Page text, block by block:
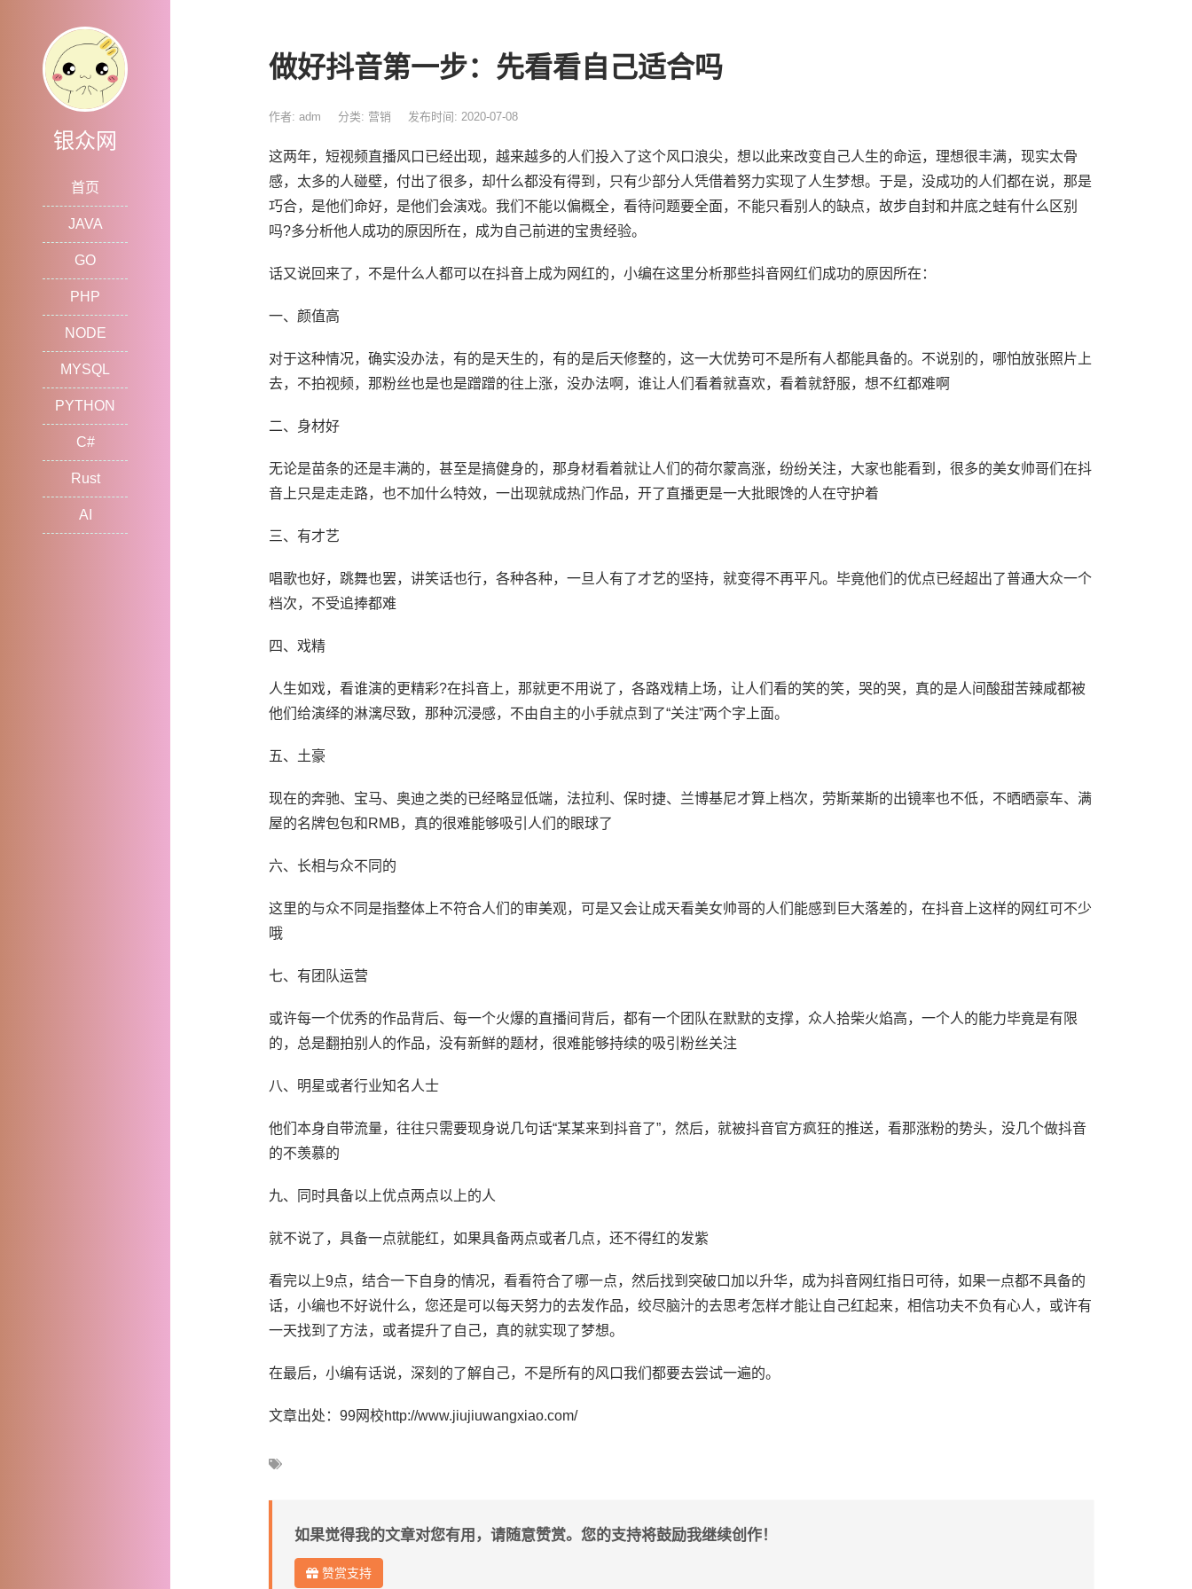
银众网
首页
JAVA
GO
PHP
NODE
MYSQL
PYTHON
C#
Rust
AI
做好抖音第一步：先看看自己适合吗
作者: adm 分类: 营销 发布时间: 2020-07-08
这两年，短视频直播风口已经出现，越来越多的人们投入了这个风口浪尖，想以此来改变自己人生的命运，理想很丰满，现实太骨
感，太多的人碰壁，付出了很多，却什么都没有得到，只有少部分人凭借着努力实现了人生梦想。于是，没成功的人们都在说，那是
巧合，是他们命好，是他们会演戏。我们不能以偏概全，看待问题要全面，不能只看别人的缺点，故步自封和井底之蛙有什么区别
吗?多分析他人成功的原因所在，成为自己前进的宝贵经验。
话又说回来了，不是什么人都可以在抖音上成为网红的，小编在这里分析那些抖音网红们成功的原因所在：
一、颜值高
对于这种情况，确实没办法，有的是天生的，有的是后天修整的，这一大优势可不是所有人都能具备的。不说别的，哪怕放张照片上
去，不拍视频，那粉丝也是也是蹭蹭的往上涨，没办法啊，谁让人们看着就喜欢，看着就舒服，想不红都难啊
二、身材好
无论是苗条的还是丰满的，甚至是搞健身的，那身材看着就让人们的荷尔蒙高涨，纷纷关注，大家也能看到，很多的美女帅哥们在抖
音上只是走走路，也不加什么特效，一出现就成热门作品，开了直播更是一大批眼馋的人在守护着
三、有才艺
唱歌也好，跳舞也罢，讲笑话也行，各种各种，一旦人有了才艺的坚持，就变得不再平凡。毕竟他们的优点已经超出了普通大众一个
档次，不受追捧都难
四、戏精
人生如戏，看谁演的更精彩?在抖音上，那就更不用说了，各路戏精上场，让人们看的笑的笑，哭的哭，真的是人间酸甜苦辣咸都被
他们给演绎的淋漓尽致，那种沉浸感，不由自主的小手就点到了“关注”两个字上面。
五、土豪
现在的奔驰、宝马、奥迪之类的已经略显低端，法拉利、保时捷、兰博基尼才算上档次，劳斯莱斯的出镜率也不低，不晒晒豪车、满
屋的名牌包包和RMB，真的很难能够吸引人们的眼球了
六、长相与众不同的
这里的与众不同是指整体上不符合人们的审美观，可是又会让成天看美女帅哥的人们能感到巨大落差的，在抖音上这样的网红可不少
哦
七、有团队运营
或许每一个优秀的作品背后、每一个火爆的直播间背后，都有一个团队在默默的支撑，众人拾柴火焰高，一个人的能力毕竟是有限
的，总是翻拍别人的作品，没有新鲜的题材，很难能够持续的吸引粉丝关注
八、明星或者行业知名人士
他们本身自带流量，往往只需要现身说几句话“某某来到抖音了”，然后，就被抖音官方疯狂的推送，看那涨粉的势头，没几个做抖音
的不羡慕的
九、同时具备以上优点两点以上的人
就不说了，具备一点就能红，如果具备两点或者几点，还不得红的发紫
看完以上9点，结合一下自身的情况，看看符合了哪一点，然后找到突破口加以升华，成为抖音网红指日可待，如果一点都不具备的
话，小编也不好说什么，您还是可以每天努力的去发作品，绞尽脑汁的去思考怎样才能让自己红起来，相信功夫不负有心人，或许有
一天找到了方法，或者提升了自己，真的就实现了梦想。
在最后，小编有话说，深刻的了解自己，不是所有的风口我们都要去尝试一遍的。
文章出处：99网校http://www.jiujiuwangxiao.com/
如果觉得我的文章对您有用，请随意赞赏。您的支持将鼓励我继续创作！
赞赏支持